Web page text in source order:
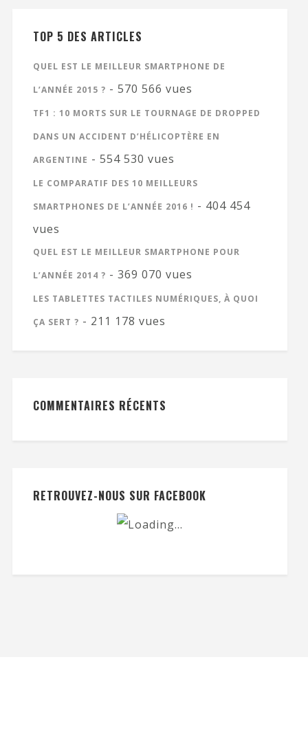
TOP 5 DES ARTICLES
QUEL EST LE MEILLEUR SMARTPHONE DE
L’ANNÉE 2015 ? - 570 566 vues
TF1 : 10 MORTS SUR LE TOURNAGE DE DROPPED
DANS UN ACCIDENT D’HÉLICOPTÈRE EN
ARGENTINE - 554 530 vues
LE COMPARATIF DES 10 MEILLEURS
SMARTPHONES DE L’ANNÉE 2016 ! - 404 454
vues
QUEL EST LE MEILLEUR SMARTPHONE POUR
L’ANNÉE 2014 ? - 369 070 vues
LES TABLETTES TACTILES NUMÉRIQUES, À QUOI
ÇA SERT ? - 211 178 vues
COMMENTAIRES RÉCENTS
RETROUVEZ-NOUS SUR FACEBOOK